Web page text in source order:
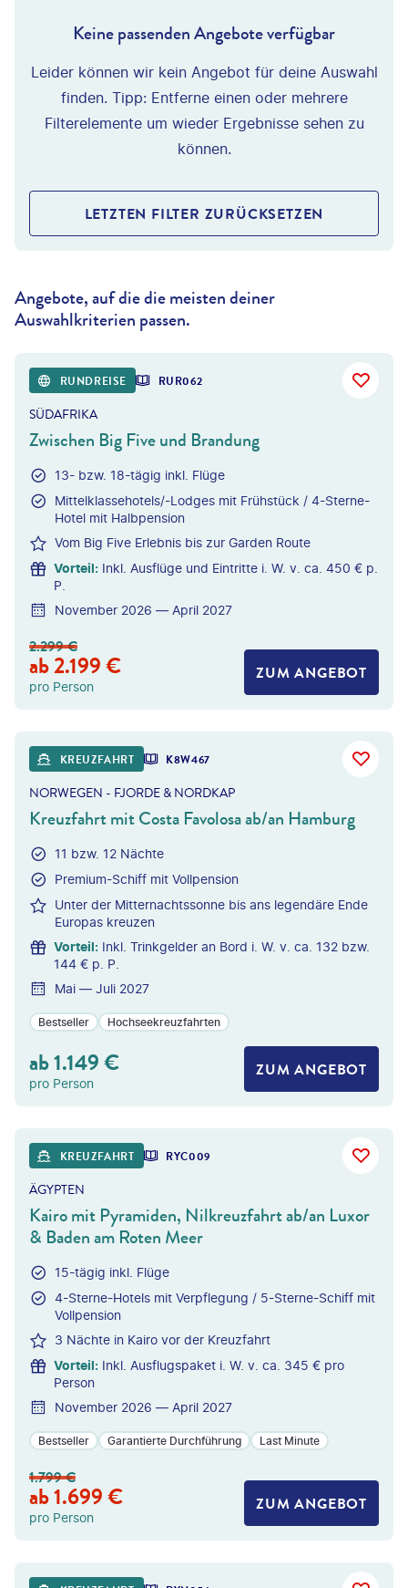
Keine passenden Angebote verfügbar
Leider können wir kein Angebot für deine Auswahl
finden. Tipp: Entferne einen oder mehrere
Filterelemente um wieder Ergebnisse sehen zu
können.
LETZTEN FILTER ZURÜCKSETZEN
Angebote, auf die die meisten deiner
Auswahlkriterien passen.
RUNDREISE RUR062
SÜDAFRIKA
Zwischen Big Five und Brandung
13- bzw. 18-tägig inkl. Flüge
Mittelklassehotels/-Lodges mit Frühstück / 4-Sterne-
Hotel mit Halbpension
Vom Big Five Erlebnis bis zur Garden Route
Vorteil: Inkl. Ausflüge und Eintritte i. W. v. ca. 450 € p.
P.
November 2026 — April 2027
2.299€
ab2.199€
pro Person
ZUM ANGEBOT
KREUZFAHRT K8W467
NORWEGEN - FJORDE & NORDKAP
Kreuzfahrt mit Costa Favolosa ab/an Hamburg
11 bzw. 12 Nächte
Premium-Schiff mit Vollpension
Unter der Mitternachtssonne bis ans legendäre Ende
Europas kreuzen
Vorteil: Inkl. Trinkgelder an Bord i. W. v. ca. 132 bzw.
144 € p. P.
Mai — Juli 2027
Bestseller Hochseekreuzfahrten
ab1.149€
pro Person
ZUM ANGEBOT
KREUZFAHRT RYC009
ÄGYPTEN
Kairo mit Pyramiden, Nilkreuzfahrt ab/an Luxor
& Baden am Roten Meer
15-tägig inkl. Flüge
4-Sterne-Hotels mit Verpflegung / 5-Sterne-Schiff mit
Vollpension
3 Nächte in Kairo vor der Kreuzfahrt
Vorteil: Inkl. Ausflugspaket i. W. v. ca. 345 € pro
Person
November 2026 — April 2027
Bestseller Garantierte Durchführung Last Minute
1.799€
ab1.699€
pro Person
ZUM ANGEBOT